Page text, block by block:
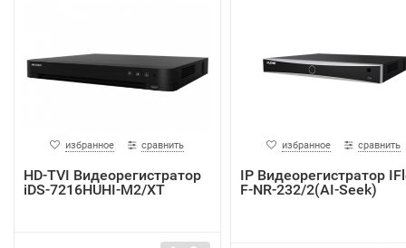
избранное сравнить
HD-TVI Видеорегистратор
iDS-7216HUHI-M2/XT
избранное сравнить
IP Видеорегистратор
F-NR-232/2(AI-Seek)